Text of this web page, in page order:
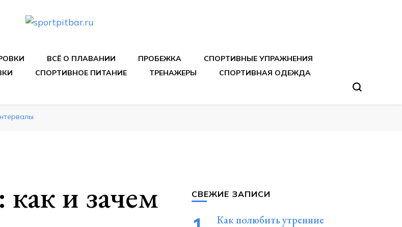
ВСЁ О ПЛАВАНИИ ПРОБЕЖКА
СПОРТИВНЫЕ УПРАЖНЕНИЯ
СПОРТИВНОЕ ПИТАНИЕ ТРЕНАЖЕРЫ СПОРТИВНАЯ ОДЕЖДА
и зачем
СВЕЖИЕ ЗАПИСИ
Как полюбить утренние